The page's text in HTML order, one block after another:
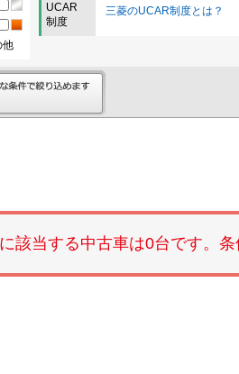
他
UCAR
制度
三菱のUCAR制度とは？
該当する中古車は0台です。